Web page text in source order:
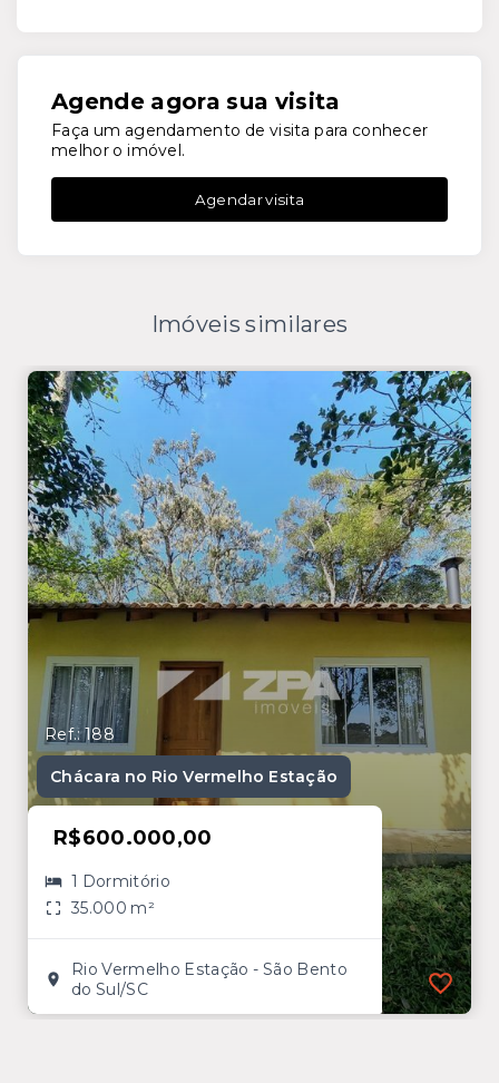
Agende agora sua visita
Faça um agendamento de visita para conhecer
melhor o imóvel.
Agendar visita
Imóveis similares
Ref.: 188
Chácara no Rio Vermelho Estação
R$600.000,00
1 Dormitório
35.000 m²
Rio Vermelho Estação - São Bento
do Sul/SC